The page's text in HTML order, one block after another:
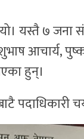
यस्तै ७ जना
आचार्य,
हुन्।
पदाधिकारी